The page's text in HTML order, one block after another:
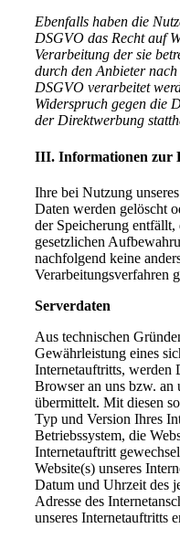
Ebenfalls haben die
DSGVO das Recht auf
Verarbeitung der sie
durch den Anbieter
DSGVO verarbeitet
Widerspruch gegen die
der Direktwerbung
III. Informationen zur
Ihre bei Nutzung
Daten werden gelöscht
der Speicherung
gesetzlichen
nachfolgend keine
Verarbeitungsverfahren
Serverdaten
Aus technischen
Gewährleistung eines
Internetauftritts, werden
Browser an uns bzw. an
übermittelt. Mit diesen
Typ und Version Ihres
Betriebssystem, die
Internetauftritt
Website(s) unseres
Datum und Uhrzeit des
Adresse des
unseres Internetauftritts